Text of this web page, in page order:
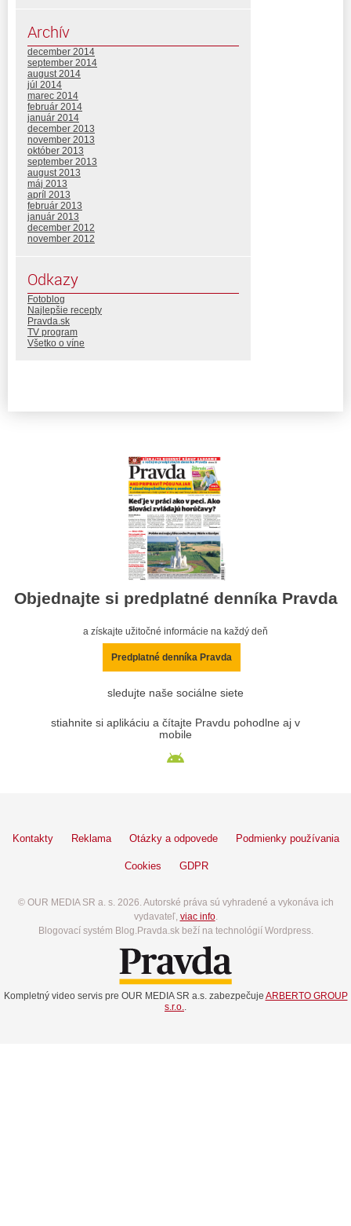
Archív
december 2014
september 2014
august 2014
júl 2014
marec 2014
február 2014
január 2014
december 2013
november 2013
október 2013
september 2013
august 2013
máj 2013
apríl 2013
február 2013
január 2013
december 2012
november 2012
Odkazy
Fotoblog
Najlepšie recepty
Pravda.sk
TV program
Všetko o víne
Objednajte si predplatné denníka Pravda
a získajte užitočné informácie na každý deň
Predplatné denníka Pravda
sledujte naše sociálne siete
stiahnite si aplikáciu a čítajte Pravdu pohodlne aj v
mobile
Kontakty Reklama Otázky a odpovede Podmienky používania
Cookies GDPR
© OUR MEDIA SR a. s. 2026. Autorské práva sú vyhradené a vykonáva ich
vydavateľ, viac info.
Blogovací systém Blog.Pravda.sk beží na technológií Wordpress.
Kompletný video servis pre OUR MEDIA SR a.s. zabezpečuje ARBERTO GROUP
s.r.o..